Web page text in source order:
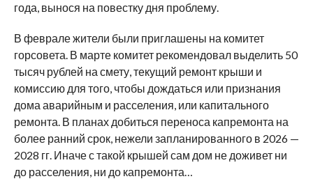
года, вынося на повестку дня проблему.
В феврале жители были приглашены на комитет
горсовета. В марте комитет рекомендовал выделить 50
тысяч рублей на смету, текущий ремонт крыши и
комиссию для того, чтобы дождаться или признания
дома аварийным и расселения, или капитального
ремонта. В планах добиться переноса капремонта на
более ранний срок, нежели запланированного в 2026 —
2028 гг. Иначе с такой крышей сам дом не доживет ни
до расселения, ни до капремонта…